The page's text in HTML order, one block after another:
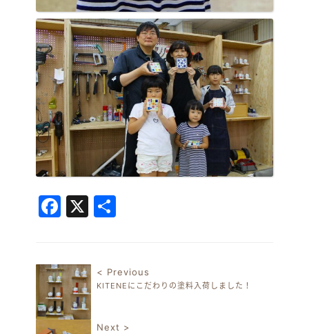
Facebook
X
投稿ナビゲーション
< Previous
KITENEにこだわりの塗料入荷しました！
Next >